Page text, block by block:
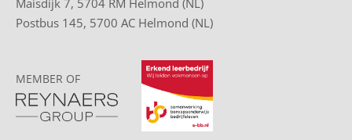
Maisdijk 7, 5704 RM Helmond (NL)
Postbus 145, 5700 AC Helmond (NL)
MEMBER OF